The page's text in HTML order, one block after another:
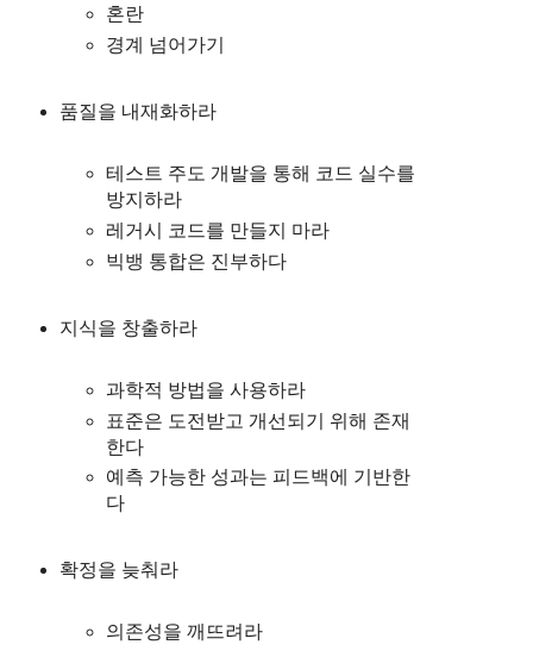
혼란
경계 넘어가기
품질을 내재화하라
테스트 주도 개발을 통해 코드 실수를
방지하라
레거시 코드를 만들지 마라
빅뱅 통합은 진부하다
지식을 창출하라
과학적 방법을 사용하라
표준은 도전받고 개선되기 위해 존재
한다
예측 가능한 성과는 피드백에 기반한
다
확정을 늦춰라
의존성을 깨뜨려라